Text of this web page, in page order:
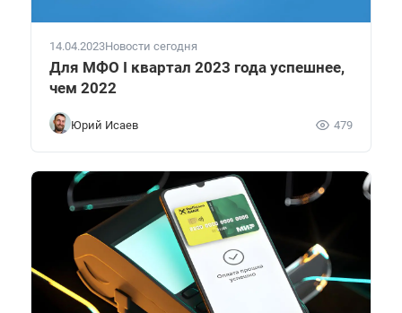
14.04.2023Новости сегодня
Для МФО I квартал 2023 года успешнее,
чем 2022
Юрий Исаев 479